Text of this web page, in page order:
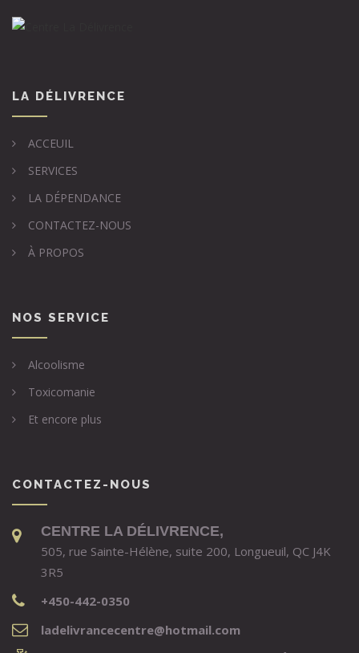
LA DÉLIVRENCE
ACCEUIL
SERVICES
LA DÉPENDANCE
CONTACTEZ-NOUS
À PROPOS
NOS SERVICE
Alcoolisme
Toxicomanie
Et encore plus
CONTACTEZ-NOUS
CENTRE LA DÉLIVRENCE,
505, rue Sainte-Hélène, suite 200, Longueuil, QC J4K
3R5
+450-442-0350
ladelivrancecentre@hotmail.com